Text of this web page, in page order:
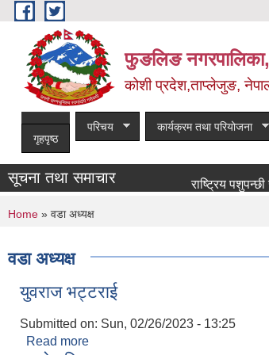
Skip to main content
फुङलिङ नगरपालिका,
कोशी प्रदेश,ताप्लेजुङ,
गृहपृष्ठ
परिचय कार्यक्रम तथा परियोजना
सूचना तथा समाचार राष्ट्रिय पशुपन्छी खोप
You are here
Home » वडा अध्यक्ष
वडा अध्यक्ष
युवराज भट्टराई
Submitted on: Sun, 02/26/2023 - 13:25
Read more